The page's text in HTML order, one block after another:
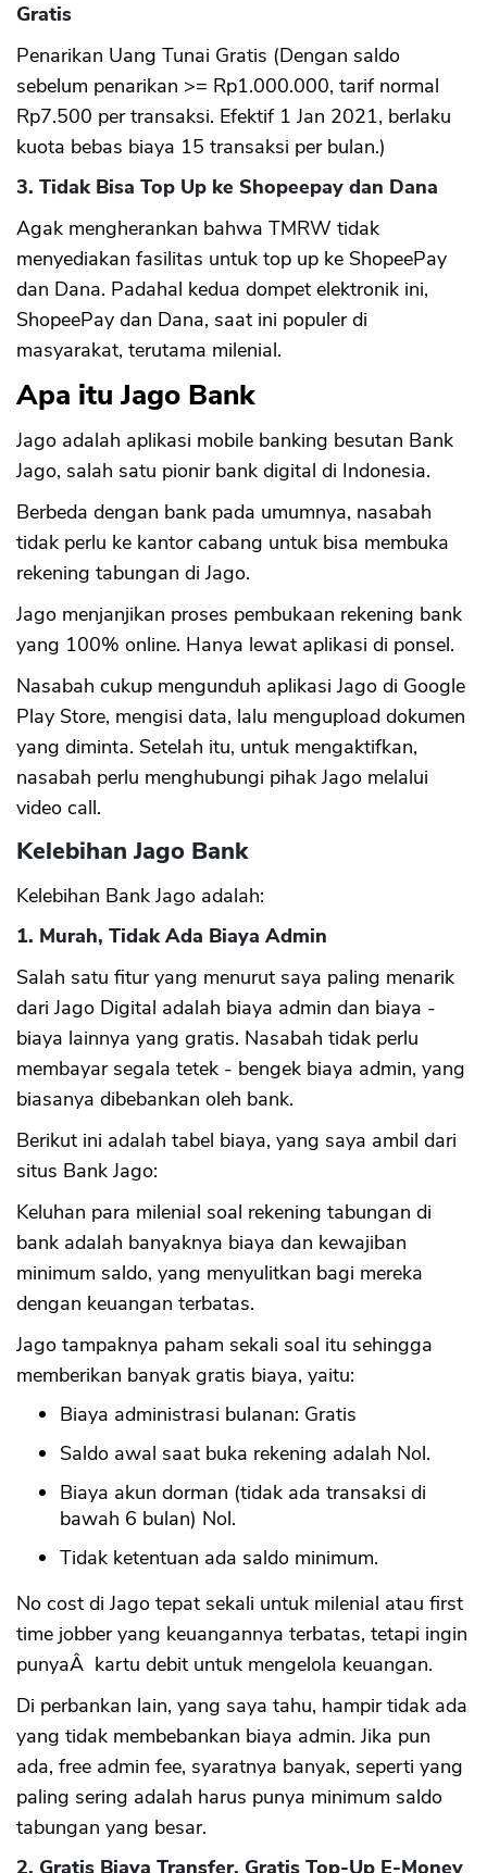
Gratis
Penarikan Uang Tunai Gratis (Dengan saldo
sebelum penarikan >= Rp1.000.000, tarif normal
Rp7.500 per transaksi. Efektif 1 Jan 2021, berlaku
kuota bebas biaya 15 transaksi per bulan.)
3. Tidak Bisa Top Up ke Shopeepay dan Dana
Agak mengherankan bahwa TMRW tidak
menyediakan fasilitas untuk top up ke ShopeePay
dan Dana. Padahal kedua dompet elektronik ini,
ShopeePay dan Dana, saat ini populer di
masyarakat, terutama milenial.
Apa itu Jago Bank
Jago adalah aplikasi mobile banking besutan Bank
Jago, salah satu pionir bank digital di Indonesia.
Berbeda dengan bank pada umumnya, nasabah
tidak perlu ke kantor cabang untuk bisa membuka
rekening tabungan di Jago.
Jago menjanjikan proses pembukaan rekening bank
yang 100% online. Hanya lewat aplikasi di ponsel.
Nasabah cukup mengunduh aplikasi Jago di Google
Play Store, mengisi data, lalu mengupload dokumen
yang diminta. Setelah itu, untuk mengaktifkan,
nasabah perlu menghubungi pihak Jago melalui
video call.
Kelebihan Jago Bank
Kelebihan Bank Jago adalah:
1. Murah, Tidak Ada Biaya Admin
Salah satu fitur yang menurut saya paling menarik
dari Jago Digital adalah biaya admin dan biaya -
biaya lainnya yang gratis. Nasabah tidak perlu
membayar segala tetek - bengek biaya admin, yang
biasanya dibebankan oleh bank.
Berikut ini adalah tabel biaya, yang saya ambil dari
situs Bank Jago:
Keluhan para milenial soal rekening tabungan di
bank adalah banyaknya biaya dan kewajiban
minimum saldo, yang menyulitkan bagi mereka
dengan keuangan terbatas.
Jago tampaknya paham sekali soal itu sehingga
memberikan banyak gratis biaya, yaitu:
Biaya administrasi bulanan: Gratis
Saldo awal saat buka rekening adalah Nol.
Biaya akun dorman (tidak ada transaksi di
bawah 6 bulan) Nol.
Tidak ketentuan ada saldo minimum.
No cost di Jago tepat sekali untuk milenial atau first
time jobber yang keuangannya terbatas, tetapi ingin
punyaÂ kartu debit untuk mengelola keuangan.
Di perbankan lain, yang saya tahu, hampir tidak ada
yang tidak membebankan biaya admin. Jika pun
ada, free admin fee, syaratnya banyak, seperti yang
paling sering adalah harus punya minimum saldo
tabungan yang besar.